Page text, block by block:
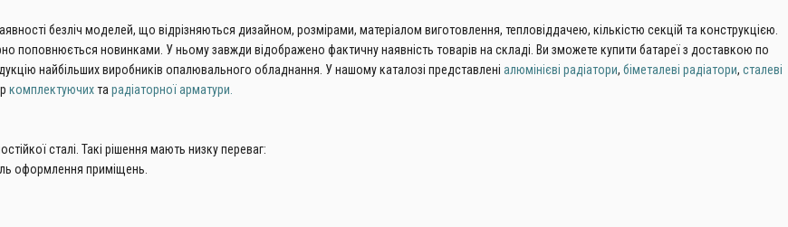
безліч моделей, що відрізняються дизайном, розмірами, матеріалом виготовлення, тепловіддачею, кількістю секцій та конструкцією.
поповнюється новинками. У ньому завжди відображено фактичну наявність товарів на складі. Ви зможете купити батареї з доставкою по
найбільших виробників опалювального обладнання. У нашому каталозі представлені алюмінієві радіатори, біметалеві радіатори, сталеві
комплектуючихта радіаторної арматури.
сталі. Такі рішення мають низку переваг:
оформлення приміщень.